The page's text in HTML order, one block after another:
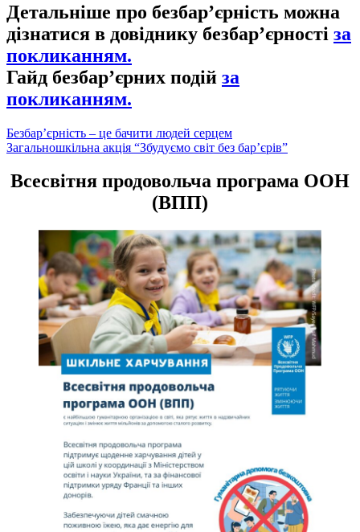
Детальніше про безбар’єрність можна
дізнатися в довіднику безбар’єрності за
покликанням.
Гайд безбар’єрних подій за
покликанням.
Навігація
записів
Безбар’єрність – це бачити людей серцем
Загальношкільна акція “Збудуємо світ без бар’єрів”
Всесвітня продовольча програма ООН
(ВПП)